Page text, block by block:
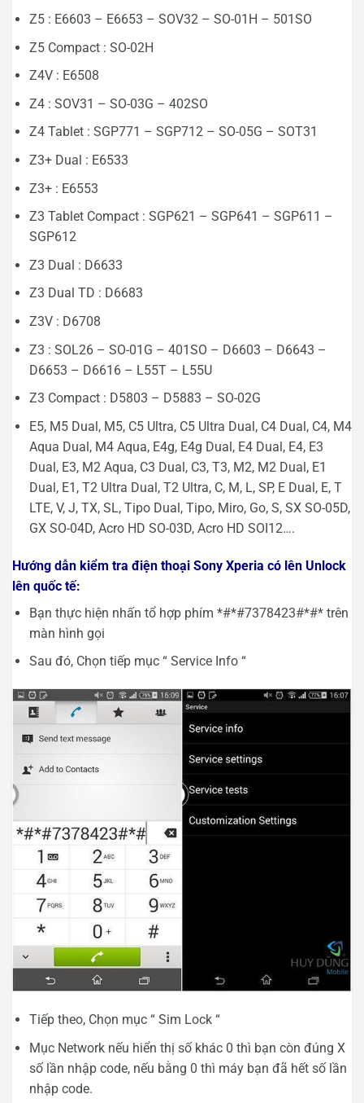
Z5 : E6603 – E6653 – SOV32 – SO-01H – 501SO
Z5 Compact : SO-02H
Z4V : E6508
Z4 : SOV31 – SO-03G – 402SO
Z4 Tablet : SGP771 – SGP712 – SO-05G – SOT31
Z3+ Dual : E6533
Z3+ : E6553
Z3 Tablet Compact : SGP621 – SGP641 – SGP611 –
SGP612
Z3 Dual : D6633
Z3 Dual TD : D6683
Z3V : D6708
Z3 : SOL26 – SO-01G – 401SO – D6603 – D6643 –
D6653 – D6616 – L55T – L55U
Z3 Compact : D5803 – D5883 – SO-02G
E5, M5 Dual, M5, C5 Ultra, C5 Ultra Dual, C4 Dual, C4, M4
Aqua Dual, M4 Aqua, E4g, E4g Dual, E4 Dual, E4, E3
Dual, E3, M2 Aqua, C3 Dual, C3, T3, M2, M2 Dual, E1
Dual, E1, T2 Ultra Dual, T2 Ultra, C, M, L, SP, E Dual, E, T
LTE, V, J, TX, SL, Tipo Dual, Tipo, Miro, Go, S, SX SO-05D,
GX SO-04D, Acro HD SO-03D, Acro HD SOI12….
Hướng dẫn kiểm tra điện thoại Sony Xperia có lên Unlock
lên quốc tế:
Bạn thực hiện nhấn tổ hợp phím *#*#7378423#*#* trên
màn hình gọi
Sau đó, Chọn tiếp mục “ Service Info “
Tiếp theo, Chọn mục “ Sim Lock “
Mục Network nếu hiển thị số khác 0 thì bạn còn đúng X
số lần nhập code, nếu bằng 0 thì máy bạn đã hết số lần
nhập code.